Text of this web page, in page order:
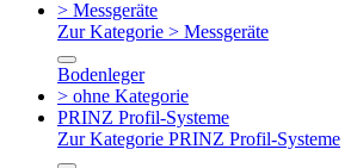
> Messgeräte
Zur Kategorie > Messgeräte
Bodenleger
> ohne Kategorie
PRINZ Profil-Systeme
Zur Kategorie PRINZ Profil-Systeme